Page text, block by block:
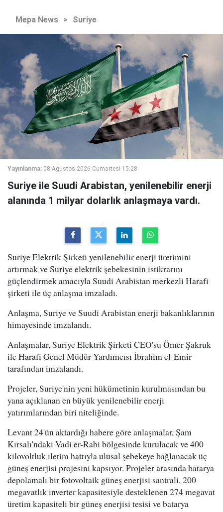
Mepa News > Suriye
Yayınlanma: 08 Ağustos 2026 Cumartesi 15:28
Suriye ile Suudi Arabistan, yenilenebilir enerji
alanında 1 milyar dolarlık anlaşmaya vardı.
Suriye Elektrik Şirketi yenilenebilir enerji üretimini
artırmak ve Suriye elektrik şebekesinin istikrarını
güçlendirmek amacıyla Suudi Arabistan merkezli Harafi
şirketi ile üç anlaşma imzaladı.
Anlaşma, Suriye ve Suudi Arabistan enerji bakanlıklarının
himayesinde imzalandı.
Anlaşmalar, Suriye Elektrik Şirketi CEO'su Ömer Şakruk
ile Harafi Genel Müdür Yardımcısı İbrahim el-Emir
tarafından imzalandı.
Projeler, Suriye'nin yeni hükümetinin kurulmasından bu
yana açıklanan en büyük yenilenebilir enerji
yatırımlarından biri niteliğinde.
Levant 24'ün aktardığı habere göre anlaşmalar, Şam
Kırsalı'ndaki Vadi er-Rabi bölgesinde kurulacak ve 400
kilovoltluk iletim hattıyla ulusal şebekeye bağlanacak üç
güneş enerjisi projesini kapsıyor. Projeler arasında batarya
depolamalı bir fotovoltaik güneş enerjisi santrali, 200
megavatlık inverter kapasitesiyle desteklenen 274 megavat
üretim kapasiteli bir güneş enerjisi tesisi ve batarya